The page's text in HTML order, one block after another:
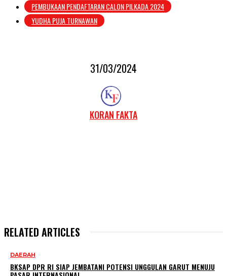
PEMBUKAAN PENDAFTARAN CALON PILKADA 2024
YUDHA PUJA TURNAWAN
31/03/2024
KORAN FAKTA
RELATED ARTICLES
DAERAH
BKSAP DPR RI SIAP JEMBATANI POTENSI UNGGULAN GARUT MENUJU